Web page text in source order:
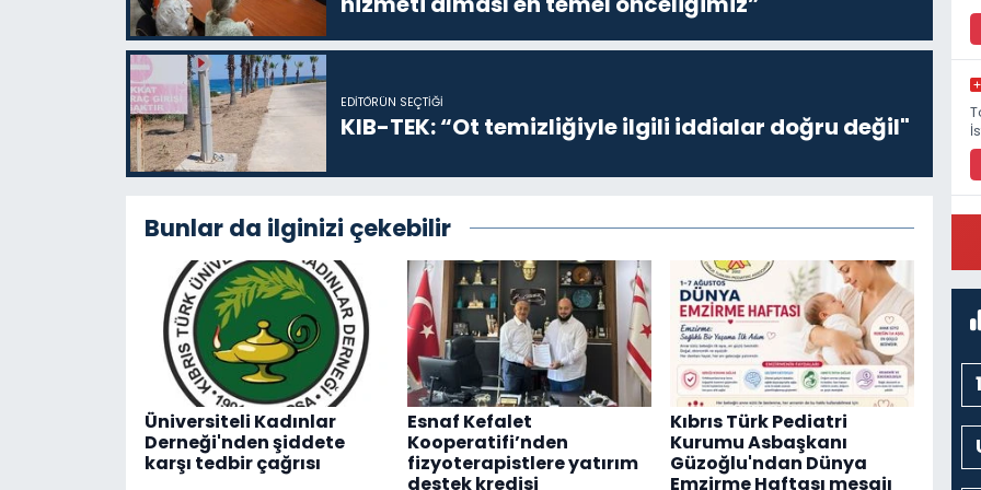
EDITÖRÜN SEÇTIĞI
KIB-TEK: “Ot temizliğiyle ilgili iddialar doğru değil"
Bunlar da ilginizi çekebilir
Üniversiteli Kadınlar
Derneği'nden şiddete
karşı tedbir çağrısı
Esnaf Kefalet
Kooperatifi’nden
fizyoterapistlere yatırım
destek kredisi
Kıbrıs Türk Pediatri
Kurumu Asbaşkanı
Güzoğlu'ndan Dünya
Emzirme Haftası mesajı